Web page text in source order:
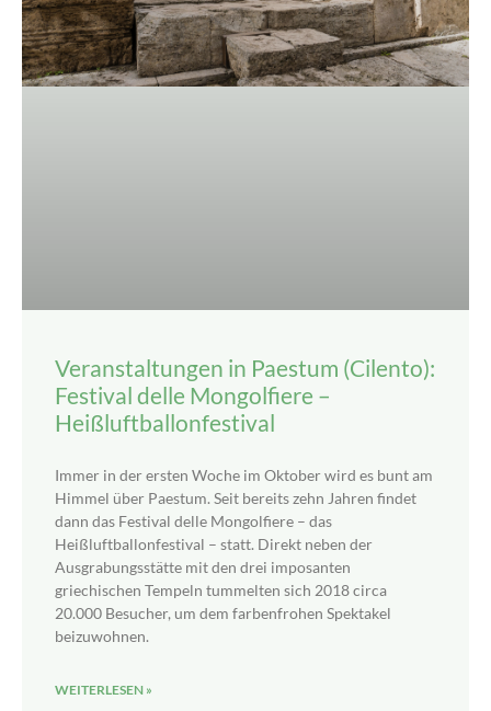
Veranstaltungen in Paestum (Cilento):
Festival delle Mongolfiere –
Heißluftballonfestival
Immer in der ersten Woche im Oktober wird es bunt am
Himmel über Paestum. Seit bereits zehn Jahren findet
dann das Festival delle Mongolfiere – das
Heißluftballonfestival – statt. Direkt neben der
Ausgrabungsstätte mit den drei imposanten
griechischen Tempeln tummelten sich 2018 circa
20.000 Besucher, um dem farbenfrohen Spektakel
beizuwohnen.
WEITERLESEN »